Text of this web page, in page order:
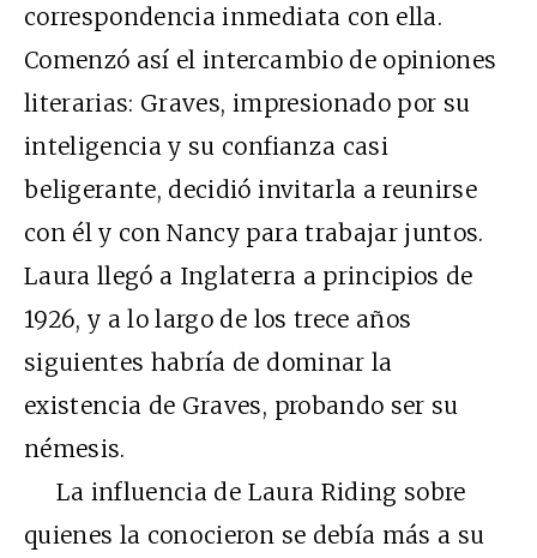
correspondencia inmediata con ella.
Comenzó así el intercambio de opiniones
literarias: Graves, impresionado por su
inteligencia y su confianza casi
beligerante, decidió invitarla a reunirse
con él y con Nancy para trabajar juntos.
Laura llegó a Inglaterra a principios de
1926, y a lo largo de los trece años
siguientes habría de dominar la
existencia de Graves, probando ser su
némesis.
La influencia de Laura Riding sobre
quienes la conocieron se debía más a su